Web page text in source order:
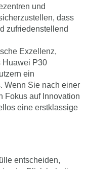
und
dass
zufriedenstellend
Exzellenz,
Huawei P30
ein
Wenn Sie nach einer
Fokus auf Innovation
eine erstklassige
entscheiden,